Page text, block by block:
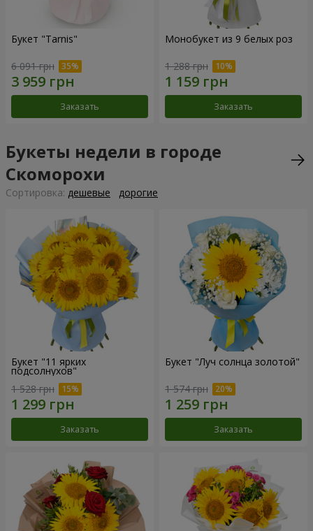
Букет "Tarnis"
6 091 грн
Заказать
Монобукет из 9 белых роз
1 288 грн
Заказать
Букеты недели в городе
Скоморохи
Cортировка: дешевые дорогие
Букет "11 ярких
подсолнухов"
1 528 грн
Заказать
Букет "Луч солнца золотой"
1 574 грн
Заказать